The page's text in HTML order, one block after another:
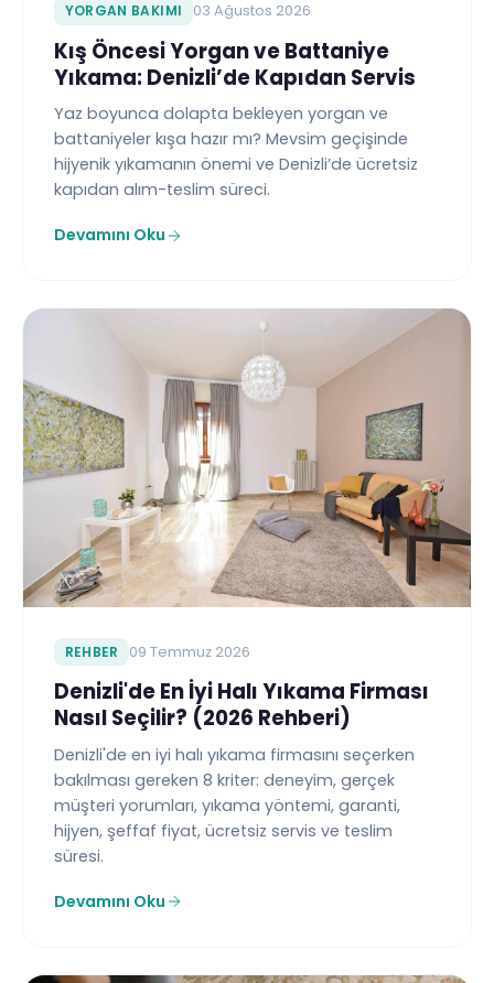
YORGAN BAKIMI 03 Ağustos 2026
Kış Öncesi Yorgan ve Battaniye
Yıkama: Denizli’de Kapıdan Servis
Yaz boyunca dolapta bekleyen yorgan ve
battaniyeler kışa hazır mı? Mevsim geçişinde
hijyenik yıkamanın önemi ve Denizli’de ücretsiz
kapıdan alım-teslim süreci.
Devamını Oku
REHBER 09 Temmuz 2026
Denizli'de En İyi Halı Yıkama Firması
Nasıl Seçilir? (2026 Rehberi)
Denizli'de en iyi halı yıkama firmasını seçerken
bakılması gereken 8 kriter: deneyim, gerçek
müşteri yorumları, yıkama yöntemi, garanti,
hijyen, şeffaf fiyat, ücretsiz servis ve teslim
süresi.
Devamını Oku